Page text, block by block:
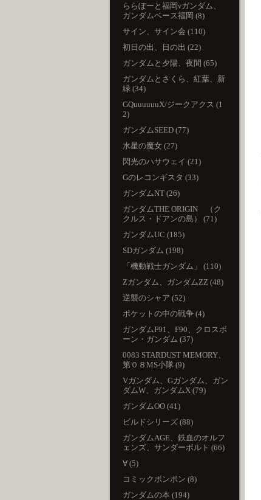
ららぽーと福岡νガンダム、
ガンダムベース福岡 (8)
サイン、サイン会 (110)
初日の出、日の出 (22)
ガンダムと夕陽、夜間 (65)
ガンダムとさくら、紅葉、新
緑 (34)
GQuuuuuuX/ジークアクス (1
2)
ガンダムSEED (77)
水星の魔女 (27)
閃光のハサウェイ (21)
Gのレコンギスタ (33)
ガンダムNT (26)
ガンダムTHE ORIGIN （ク
クルス・ドアンの島） (71)
ガンダムUC (185)
SDガンダム (198)
「機動戦士ガンダム」 (110)
Zガンダム、ガンダムZZ (48)
逆襲のシャア (52)
ポケットの中の戦争 (4)
ガンダムF91、F90、クロスボ
ーン・ガンダム (37)
0083 STARDUST MEMORY、
第０８MS小隊 (9)
Vガンダム、Gガンダム、ガン
ダムW、ガンダムX (79)
ガンダムOO (41)
ビルドシリーズ (88)
ガンダムAGE、鉄血のオルフ
ェンズ、サンダーボルト (66)
∀ (5)
コミックボンボン (8)
ガンダムの本 (194)